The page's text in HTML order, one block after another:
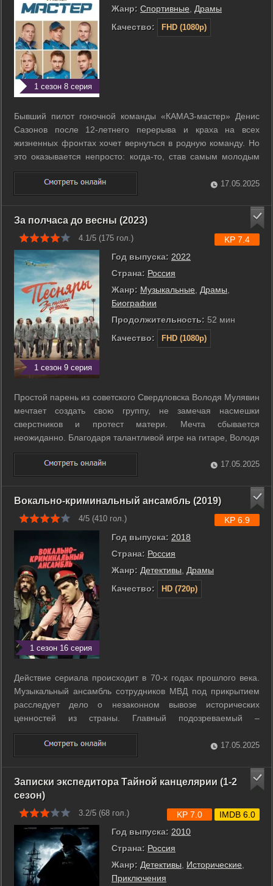
1 сезон 8 серия
Жанр: Cпортивные
Драмы
Качество:
FHD (1080p)
Бывший пилот гоночной команды «КАМАЗ-мастер» Денис
Сазонов после 12-летнего перерыва и краха на всех
жизненных фронтах хочет вернуться в родную команду. Но
это оказывается непросто: когда-то, став самым молодым
чемпионом мира в истории ралли-рейдов, он был уволен из
«КАМАЗ-мастера» за нарушение командной этики. Денис
хочет вернуть чувство ...
17.05.2025
За полчаса до весны (2023)
4.1/5 (175 гол.)
1 сезон 9 серия
Год выпуска: 2022
Страна: Россия
Жанр: Музыкальные Драмы
Биографии
Продолжительность: 52 мин
Качество:
FHD (1080p)
KP 7.4
Простой парень из советского Свердловска Володя Мулявин
мечтает создать свою группу, не замечая насмешки
сверстников и протест матери. Мечта сбывается
неожиданно. Благодаря талантливой игре на гитаре, Володя
быстро завоевывает популярность среди сослуживцев в
воинской части в Беларуси и создает вокальный ансамбль
«Песняры», который становится ...
17.05.2025
Вокально-криминальный ансамбль (2019)
4/5 (410 гол.)
1 сезон 16 серия
Год выпуска: 2018
Страна: Россия
Жанр: Детективы
Драмы
Качество:
HD (720p)
KP 6.9
Действие сериала происходит в 70-х годах прошлого века.
Музыкальный ансамбль сотрудников МВД под прикрытием
расследует дело о незаконном вывозе исторических
ценностей из страны. Главный подозреваемый –
популярный певец Аркадий Золоторевский, который, по
версии следствия, руководит преступной схемой. ...17.05.2025
Записки экспедитора Тайной канцелярии (1-2
сезон)
3.2/5 (68 гол.)
Год выпуска: 2010
Страна: Россия
Жанр: Детективы Исторические
Приключения
KP 7.0 IMDB 6.0